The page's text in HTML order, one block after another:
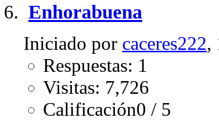
Enhorabuena
Iniciado por caceres222,
Respuestas: 1
Visitas: 7,726
Calificación0 / 5